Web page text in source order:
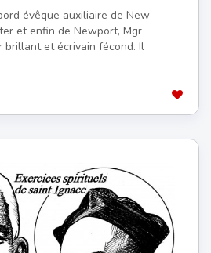
évêque auxiliaire de New
et enfin de Newport, Mgr
brillant et écrivain fécond. Il